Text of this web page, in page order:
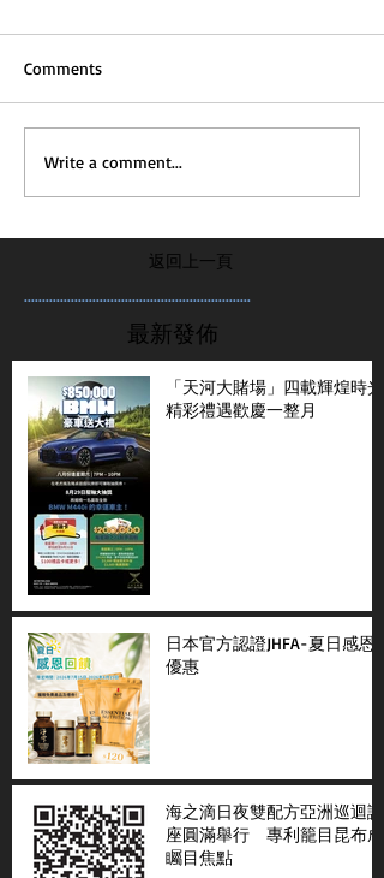
Comments
Write a comment...
返回上一頁
...............................................................
最新發佈
「天河大賭場」四載輝煌時光
精彩禮遇歡慶一整月
日本官方認證JHFA-夏日感恩
優惠
海之滴日夜雙配方亞洲巡迴講
座圓滿舉行 專利籠目昆布成
矚目焦點